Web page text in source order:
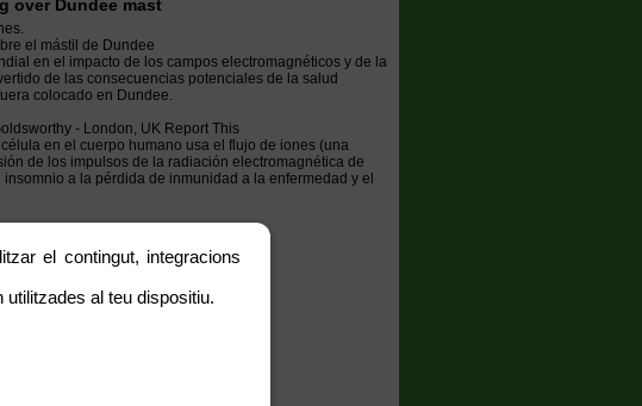
over Dundee mast
el mástil de Dundee
en el impacto de los campos electromagnéticos y de la
de las consecuencias potenciales de la salud
colocado en Dundee.
- London, UK Report This
en el cuerpo humano usa el flujo de iones (una
de los impulsos de la radiación electromagnética de
a la pérdida de inmunidad a la enfermedad y el
el contingut, integracions
al teu dispositiu.